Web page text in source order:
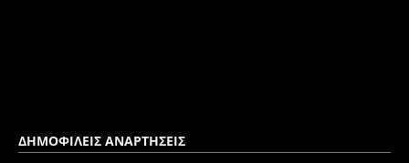
ΔΗΜΟΦΙΛΕΙΣ ΑΝΑΡΤΗΣΕΙΣ